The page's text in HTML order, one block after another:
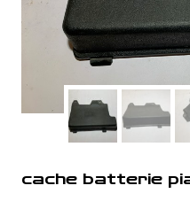
cache batterie